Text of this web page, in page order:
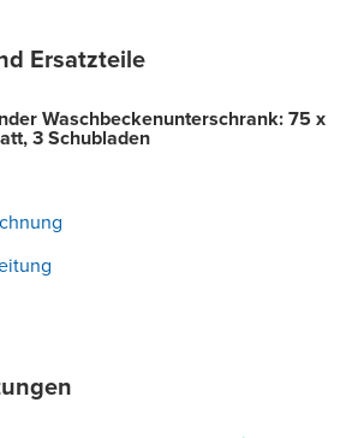
Ersatzteile
Waschbeckenunterschrank: 75 x
3 Schubladen